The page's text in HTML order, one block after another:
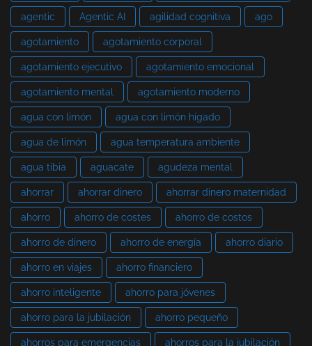
agentic Agentic AI agilidad cognitiva ago
agotamiento agotamiento corporal
agotamiento ejecutivo agotamiento emocional
agotamiento mental agotamiento moderno
agua con limón agua con limón hígado
agua de limón agua temperatura ambiente
agua tibia aguacate agudeza mental
ahorrar ahorrar dinero ahorrar dinero maternidad
ahorro ahorro de costes ahorro de costos
ahorro de dinero ahorro de energía ahorro diario
ahorro en viajes ahorro financiero
ahorro inteligente ahorro para jóvenes
ahorro para la jubilación ahorro pequeño
ahorros para emergencias ahorros para la jubilación